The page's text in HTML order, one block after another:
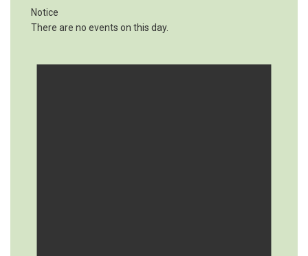
Notice
There are no events on this day.